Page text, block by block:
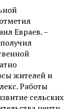
Евраев. –
жителей и
Работы
сельских